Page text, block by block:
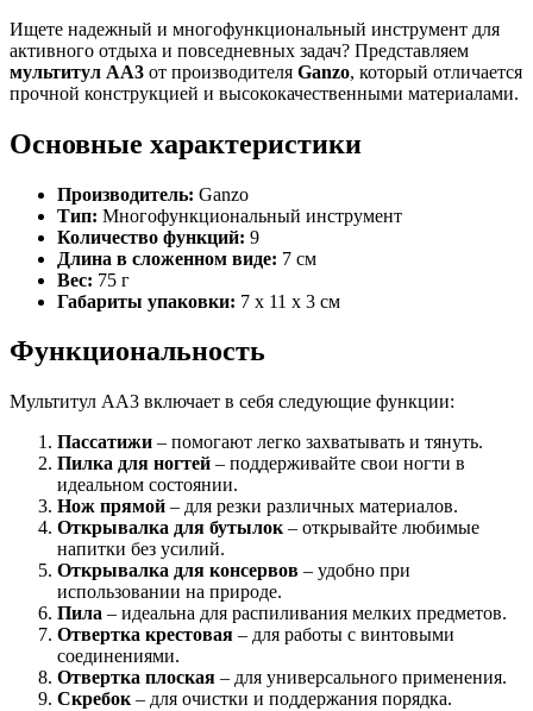
Ищете надежный и многофункциональный инструмент для
активного отдыха и повседневных задач? Представляем
мультитул АА3 от производителя Ganzo, который отличается
прочной конструкцией и высококачественными материалами.
Основные характеристики
Производитель: Ganzo
Тип: Многофункциональный инструмент
Количество функций: 9
Длина в сложенном виде: 7 см
Вес: 75 г
Габариты упаковки: 7 x 11 x 3 см
Функциональность
Мультитул АА3 включает в себя следующие функции:
Пассатижи – помогают легко захватывать и тянуть.
Пилка для ногтей – поддерживайте свои ногти в
идеальном состоянии.
Нож прямой – для резки различных материалов.
Открывалка для бутылок – открывайте любимые
напитки без усилий.
Открывалка для консервов – удобно при
использовании на природе.
Пила – идеальна для распиливания мелких предметов.
Отвертка крестовая – для работы с винтовыми
соединениями.
Отвертка плоская – для универсального применения.
Скребок – для очистки и поддержания порядка.